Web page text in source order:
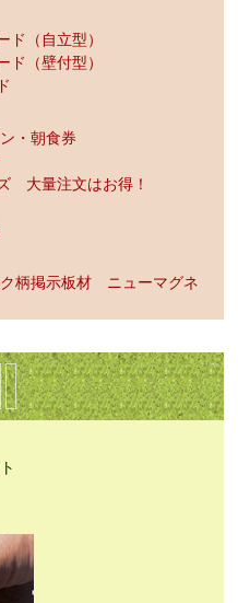
ド（自立型）
ド（壁付型）
・朝食券
大量注文はお得！
柄掲示板材 ニューマグネ